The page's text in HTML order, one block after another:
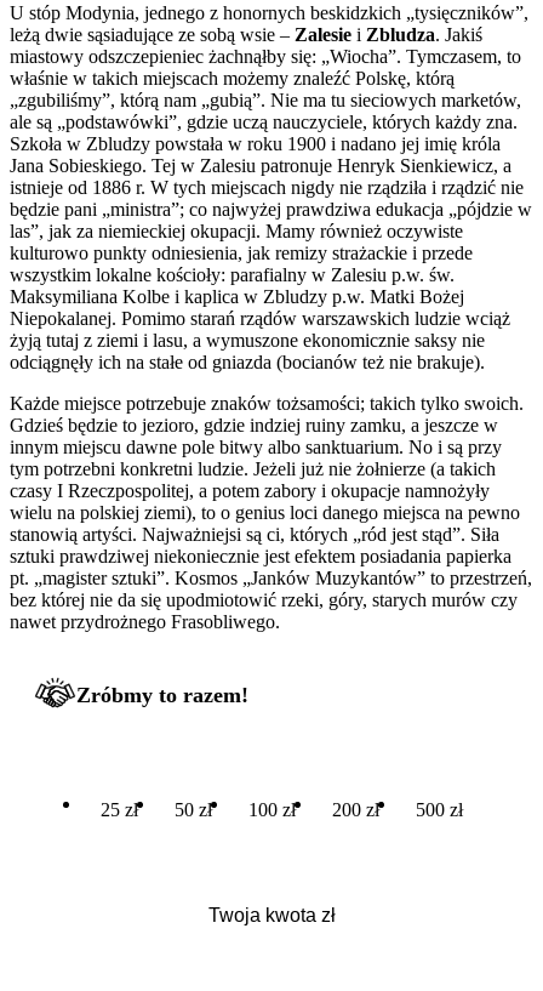
U stóp Modynia, jednego z honornych beskidzkich „tysięczników”,
leżą dwie sąsiadujące ze sobą wsie – Zalesie i Zbludza. Jakiś
miastowy odszczepieniec żachnąłby się: „Wiocha”. Tymczasem, to
właśnie w takich miejscach możemy znaleźć Polskę, którą
„zgubiliśmy”, którą nam „gubią”. Nie ma tu sieciowych marketów,
ale są „podstawówki”, gdzie uczą nauczyciele, których każdy zna.
Szkoła w Zbludzy powstała w roku 1900 i nadano jej imię króla
Jana Sobieskiego. Tej w Zalesiu patronuje Henryk Sienkiewicz, a
istnieje od 1886 r. W tych miejscach nigdy nie rządziła i rządzić nie
będzie pani „ministra”; co najwyżej prawdziwa edukacja „pójdzie w
las”, jak za niemieckiej okupacji. Mamy również oczywiste
kulturowo punkty odniesienia, jak remizy strażackie i przede
wszystkim lokalne kościoły: parafialny w Zalesiu p.w. św.
Maksymiliana Kolbe i kaplica w Zbludzy p.w. Matki Bożej
Niepokalanej. Pomimo starań rządów warszawskich ludzie wciąż
żyją tutaj z ziemi i lasu, a wymuszone ekonomicznie saksy nie
odciągnęły ich na stałe od gniazda (bocianów też nie brakuje).
Każde miejsce potrzebuje znaków tożsamości; takich tylko swoich.
Gdzieś będzie to jezioro, gdzie indziej ruiny zamku, a jeszcze w
innym miejscu dawne pole bitwy albo sanktuarium. No i są przy
tym potrzebni konkretni ludzie. Jeżeli już nie żołnierze (a takich
czasy I Rzeczpospolitej, a potem zabory i okupacje namnożyły
wielu na polskiej ziemi), to o genius loci danego miejsca na pewno
stanowią artyści. Najważniejsi są ci, których „ród jest stąd”. Siła
sztuki prawdziwej niekoniecznie jest efektem posiadania papierka
pt. „magister sztuki”. Kosmos „Janków Muzykantów” to przestrzeń,
bez której nie da się upodmiotowić rzeki, góry, starych murów czy
nawet przydrożnego Frasobliwego.
Zróbmy to razem!
25 zł 50 zł 100 zł 200 zł 500 zł